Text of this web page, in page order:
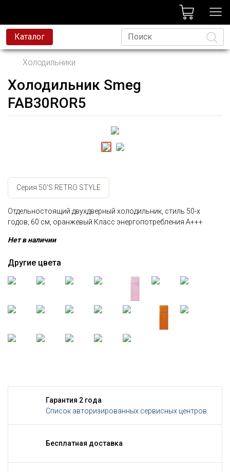
Каталог
Холодильники
Холодильник Smeg
FAB30ROR5
Серия 50'S RETRO STYLE
Отдельностоящий двухдверный холодильник, стиль 50-х
годов, 60 см, оранжевый Класс энергопотребления А+++
Нет в наличии
Другие цвета
Гарантия 2 года
Список авторизированных сервисных центров
Бесплатная доставка